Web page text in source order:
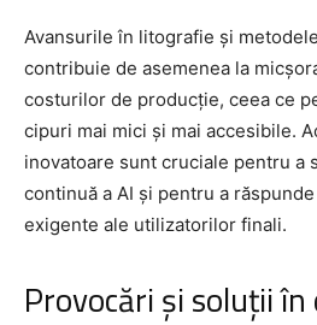
Avansurile în litografie și
contribuie de asemenea la
costurilor de producție, ceea ce
cipuri mai mici și mai accesibile.
inovatoare sunt cruciale pentru a
continuă a AI și pentru a
exigente ale utilizatorilor finali.
Provocări și soluții